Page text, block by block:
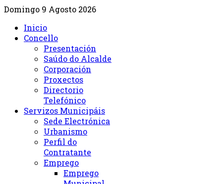
Domingo 9 Agosto 2026
Inicio
Concello
Presentación
Saúdo do Alcalde
Corporación
Proxectos
Directorio
Telefónico
Servizos Municipáis
Sede Electrónica
Urbanismo
Perfil do
Contratante
Emprego
Emprego